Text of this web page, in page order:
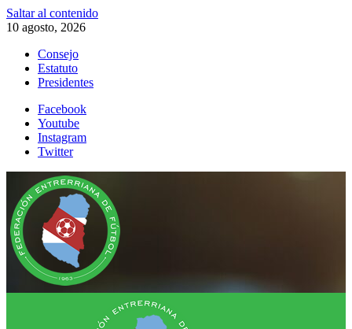
Saltar al contenido
10 agosto, 2026
Consejo
Estatuto
Presidentes
Facebook
Youtube
Instagram
Twitter